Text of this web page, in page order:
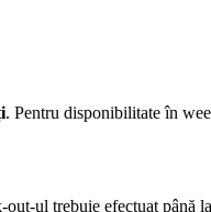
. Pentru disponibilitate în
out-ul trebuie efectuat până